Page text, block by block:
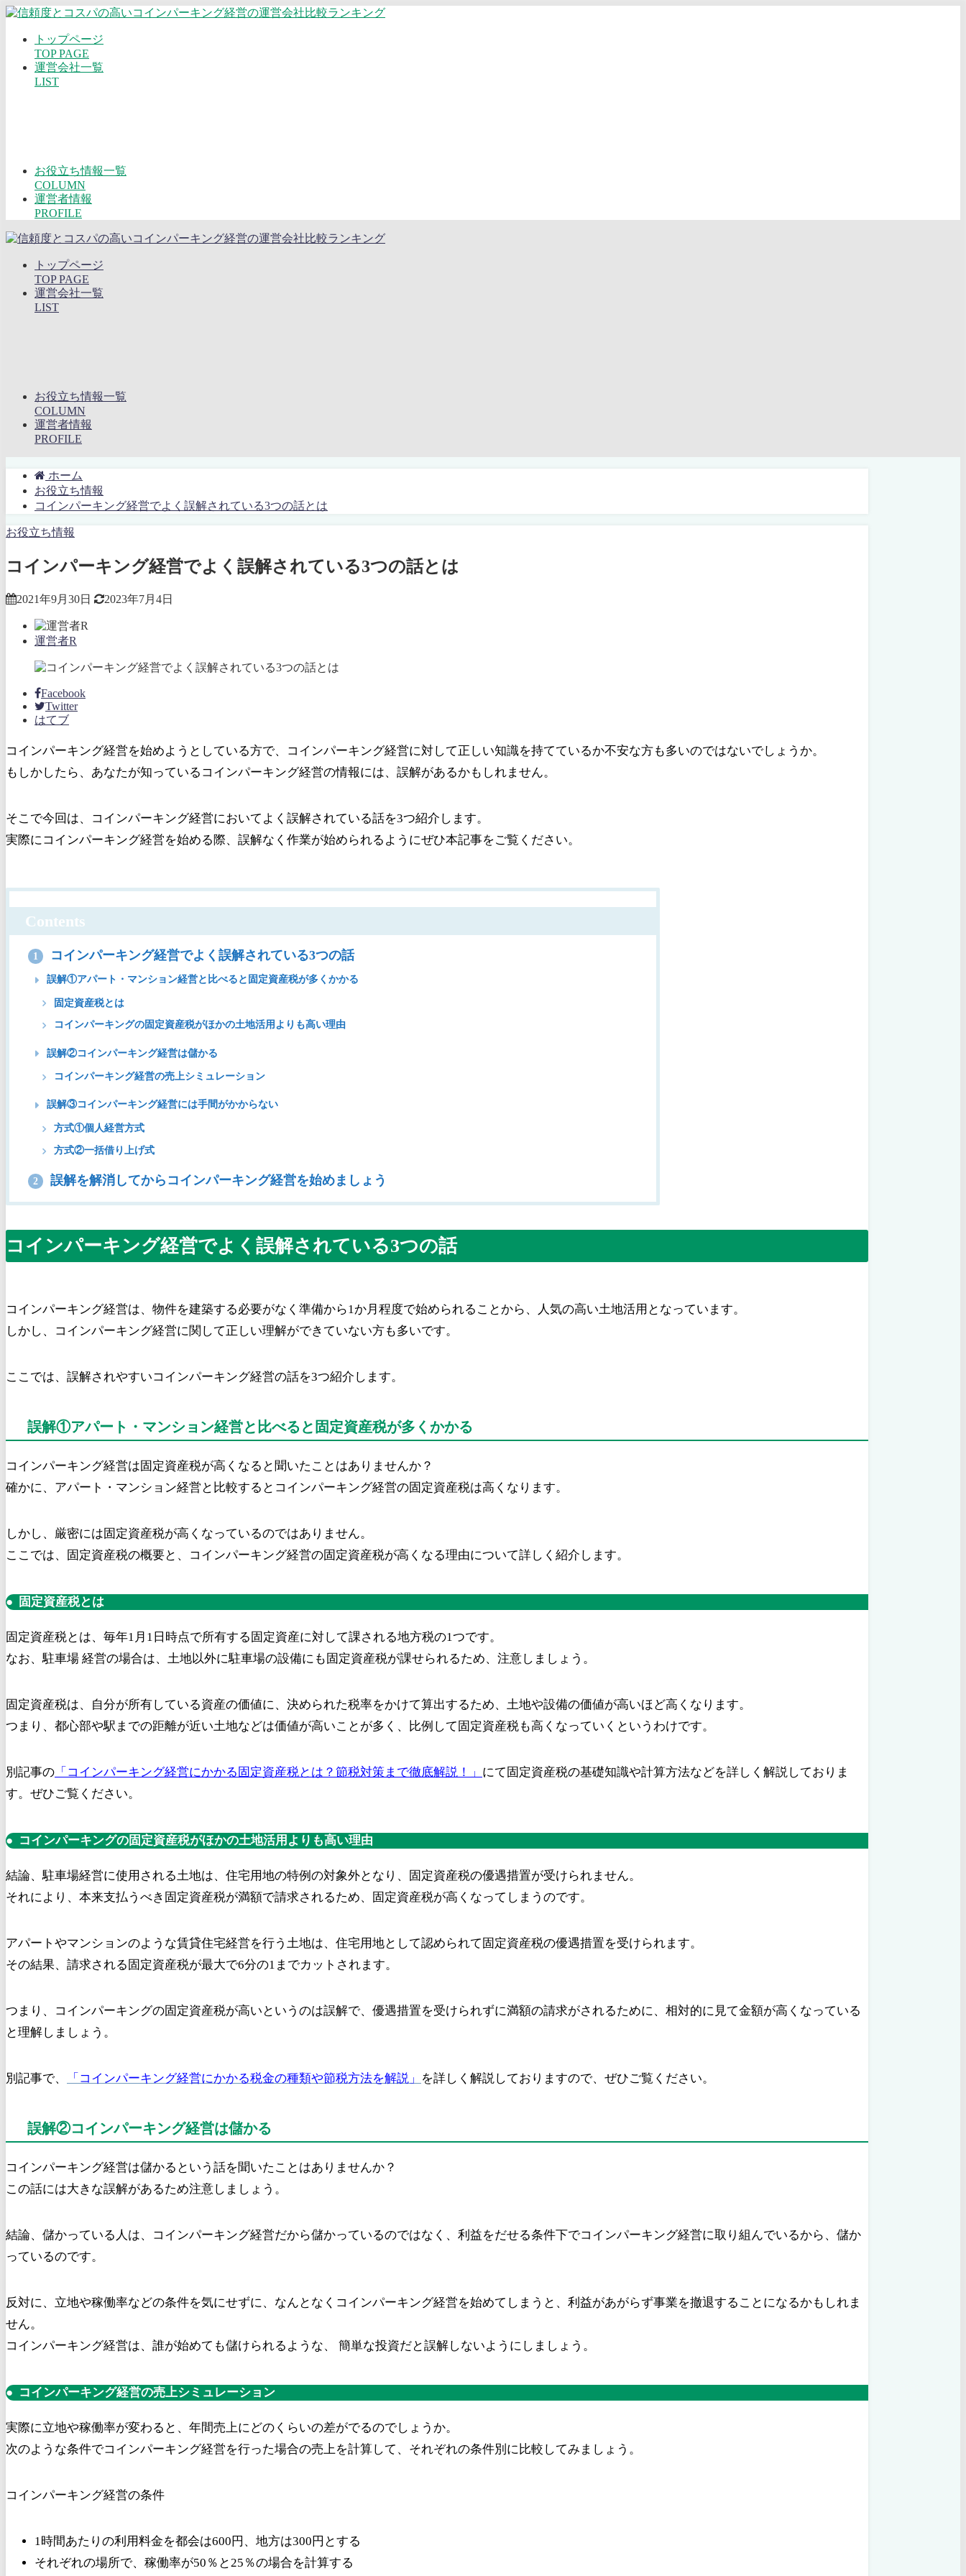
トップページ
TOP PAGE
運営会社一覧
LIST
お役立ち情報一覧
COLUMN
運営者情報
PROFILE
トップページ
TOP PAGE
運営会社一覧
LIST
お役立ち情報一覧
COLUMN
運営者情報
PROFILE
ホーム
お役立ち情報
コインパーキング経営でよく誤解されている3つの話とは
お役立ち情報
コインパーキング経営でよく誤解されている3つの話とは
2021年9月30日 2023年7月4日
運営者R
Facebook
Twitter
はてブ
コインパーキング経営を始めようとしている方で、コインパーキング経営に対して正しい知識を持てているか不安な方も多いのではないでしょうか。
もしかしたら、あなたが知っているコインパーキング経営の情報には、誤解があるかもしれません。
そこで今回は、コインパーキング経営においてよく誤解されている話を3つ紹介します。
実際にコインパーキング経営を始める際、誤解なく作業が始められるようにぜひ本記事をご覧ください。
Contents
1 コインパーキング経営でよく誤解されている3つの話
誤解①アパート・マンション経営と比べると固定資産税が多くかかる
固定資産税とは
コインパーキングの固定資産税がほかの土地活用よりも高い理由
誤解②コインパーキング経営は儲かる
コインパーキング経営の売上シミュレーション
誤解③コインパーキング経営には手間がかからない
方式①個人経営方式
方式②一括借り上げ式
2 誤解を解消してからコインパーキング経営を始めましょう
コインパーキング経営でよく誤解されている3つの話
コインパーキング経営は、物件を建築する必要がなく準備から1か月程度で始められることから、人気の高い土地活用となっています。
しかし、コインパーキング経営に関して正しい理解ができていない方も多いです。
ここでは、誤解されやすいコインパーキング経営の話を3つ紹介します。
誤解①アパート・マンション経営と比べると固定資産税が多くかかる
コインパーキング経営は固定資産税が高くなると聞いたことはありませんか？
確かに、アパート・マンション経営と比較するとコインパーキング経営の固定資産税は高くなります。
しかし、厳密には固定資産税が高くなっているのではありません。
ここでは、固定資産税の概要と、コインパーキング経営の固定資産税が高くなる理由について詳しく紹介します。
固定資産税とは
固定資産税とは、毎年1月1日時点で所有する固定資産に対して課される地方税の1つです。
なお、駐車場 経営の場合は、土地以外に駐車場の設備にも固定資産税が課せられるため、注意しましょう。
固定資産税は、自分が所有している資産の価値に、決められた税率をかけて算出するため、土地や設備の価値が高いほど高くなります。
つまり、都心部や駅までの距離が近い土地などは価値が高いことが多く、比例して固定資産税も高くなっていくというわけです。
別記事の 「コインパーキング経営にかかる固定資産税とは？節税対策まで徹底解説！」 にて固定資産税の基礎知識や計算方法などを詳しく解説しておりま
す。ぜひご覧ください。
コインパーキングの固定資産税がほかの土地活用よりも高い理由
結論、駐車場経営に使用される土地は、住宅用地の特例の対象外となり、固定資産税の優遇措置が受けられません。
それにより、本来支払うべき固定資産税が満額で請求されるため、固定資産税が高くなってしまうのです。
アパートやマンションのような賃貸住宅経営を行う土地は、住宅用地として認められて固定資産税の優遇措置を受けられます。
その結果、請求される固定資産税が最大で6分の1までカットされます。
つまり、コインパーキングの固定資産税が高いというのは誤解で、優遇措置を受けられずに満額の請求がされるために、相対的に見て金額が高くなっている
と理解しましょう。
別記事で、 「コインパーキング経営にかかる税金の種類や節税方法を解説」 を詳しく解説しておりますので、ぜひご覧ください。
誤解②コインパーキング経営は儲かる
コインパーキング経営は儲かるという話を聞いたことはありませんか？
この話には大きな誤解があるため注意しましょう。
結論、儲かっている人は、コインパーキング経営だから儲かっているのではなく、利益をだせる条件下でコインパーキング経営に取り組んでいるから、儲か
っているのです。
反対に、立地や稼働率などの条件を気にせずに、なんとなくコインパーキング経営を始めてしまうと、利益があがらず事業を撤退することになるかもしれま
せん。
コインパーキング経営は、誰が始めても儲けられるような、 簡単な投資だと誤解しないようにしましょう。
コインパーキング経営の売上シミュレーション
実際に立地や稼働率が変わると、年間売上にどのくらいの差がでるのでしょうか。
次のような条件でコインパーキング経営を行った場合の売上を計算して、それぞれの条件別に比較してみましょう。
コインパーキング経営の条件
1時間あたりの利用料金を都会は600円、地方は300円とする
それぞれの場所で、稼働率が50％と25％の場合を計算する